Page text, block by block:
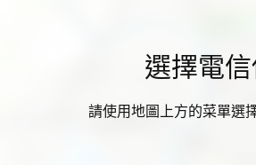
選擇電
請使用地圖上方的菜單選